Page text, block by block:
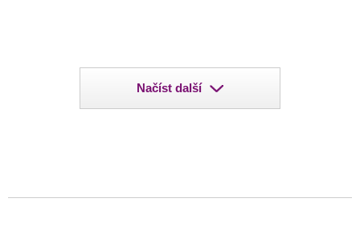
Načíst další